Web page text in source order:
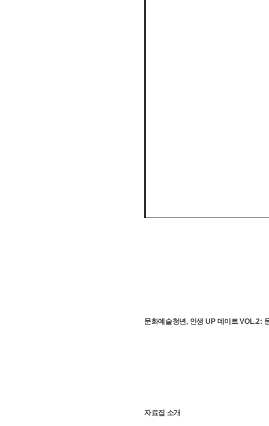
문화예술청년, 인생 UP 데이트VOL.2:
자료집 소개